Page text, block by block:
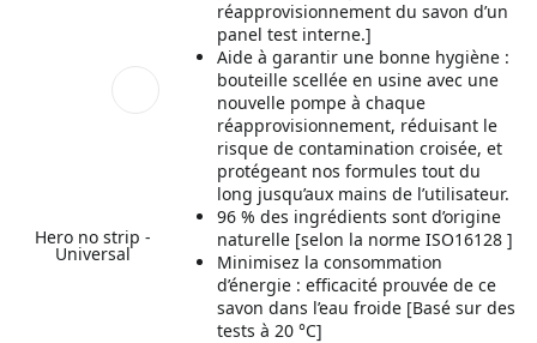
Hero no strip -
Universal
réapprovisionnement du savon d’un
panel test interne.]
Aide à garantir une bonne hygiène :
bouteille scellée en usine avec une
nouvelle pompe à chaque
réapprovisionnement, réduisant le
risque de contamination croisée, et
protégeant nos formules tout du
long jusqu’aux mains de l’utilisateur.
96 % des ingrédients sont d’origine
naturelle [selon la norme ISO16128 ]
Minimisez la consommation
d’énergie : efficacité prouvée de ce
savon dans l’eau froide [Basé sur des
tests à 20 °C]